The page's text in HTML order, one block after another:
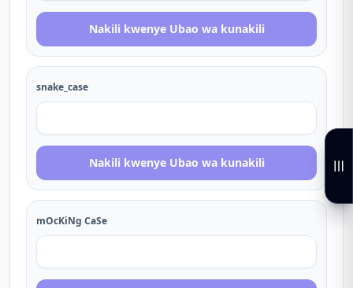
Nakili kwenye Ubao wa kunakili
snake_case
Nakili kwenye Ubao wa kunakili
mOcKiNg CaSe